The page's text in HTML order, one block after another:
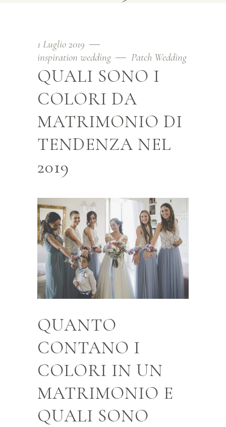
1 Luglio 2019
inspiration wedding
Patch Wedding
QUALI SONO I
COLORI DA
MATRIMONIO DI
TENDENZA NEL
2019
QUANTO
CONTANO I
COLORI IN UN
MATRIMONIO E
QUALI SONO